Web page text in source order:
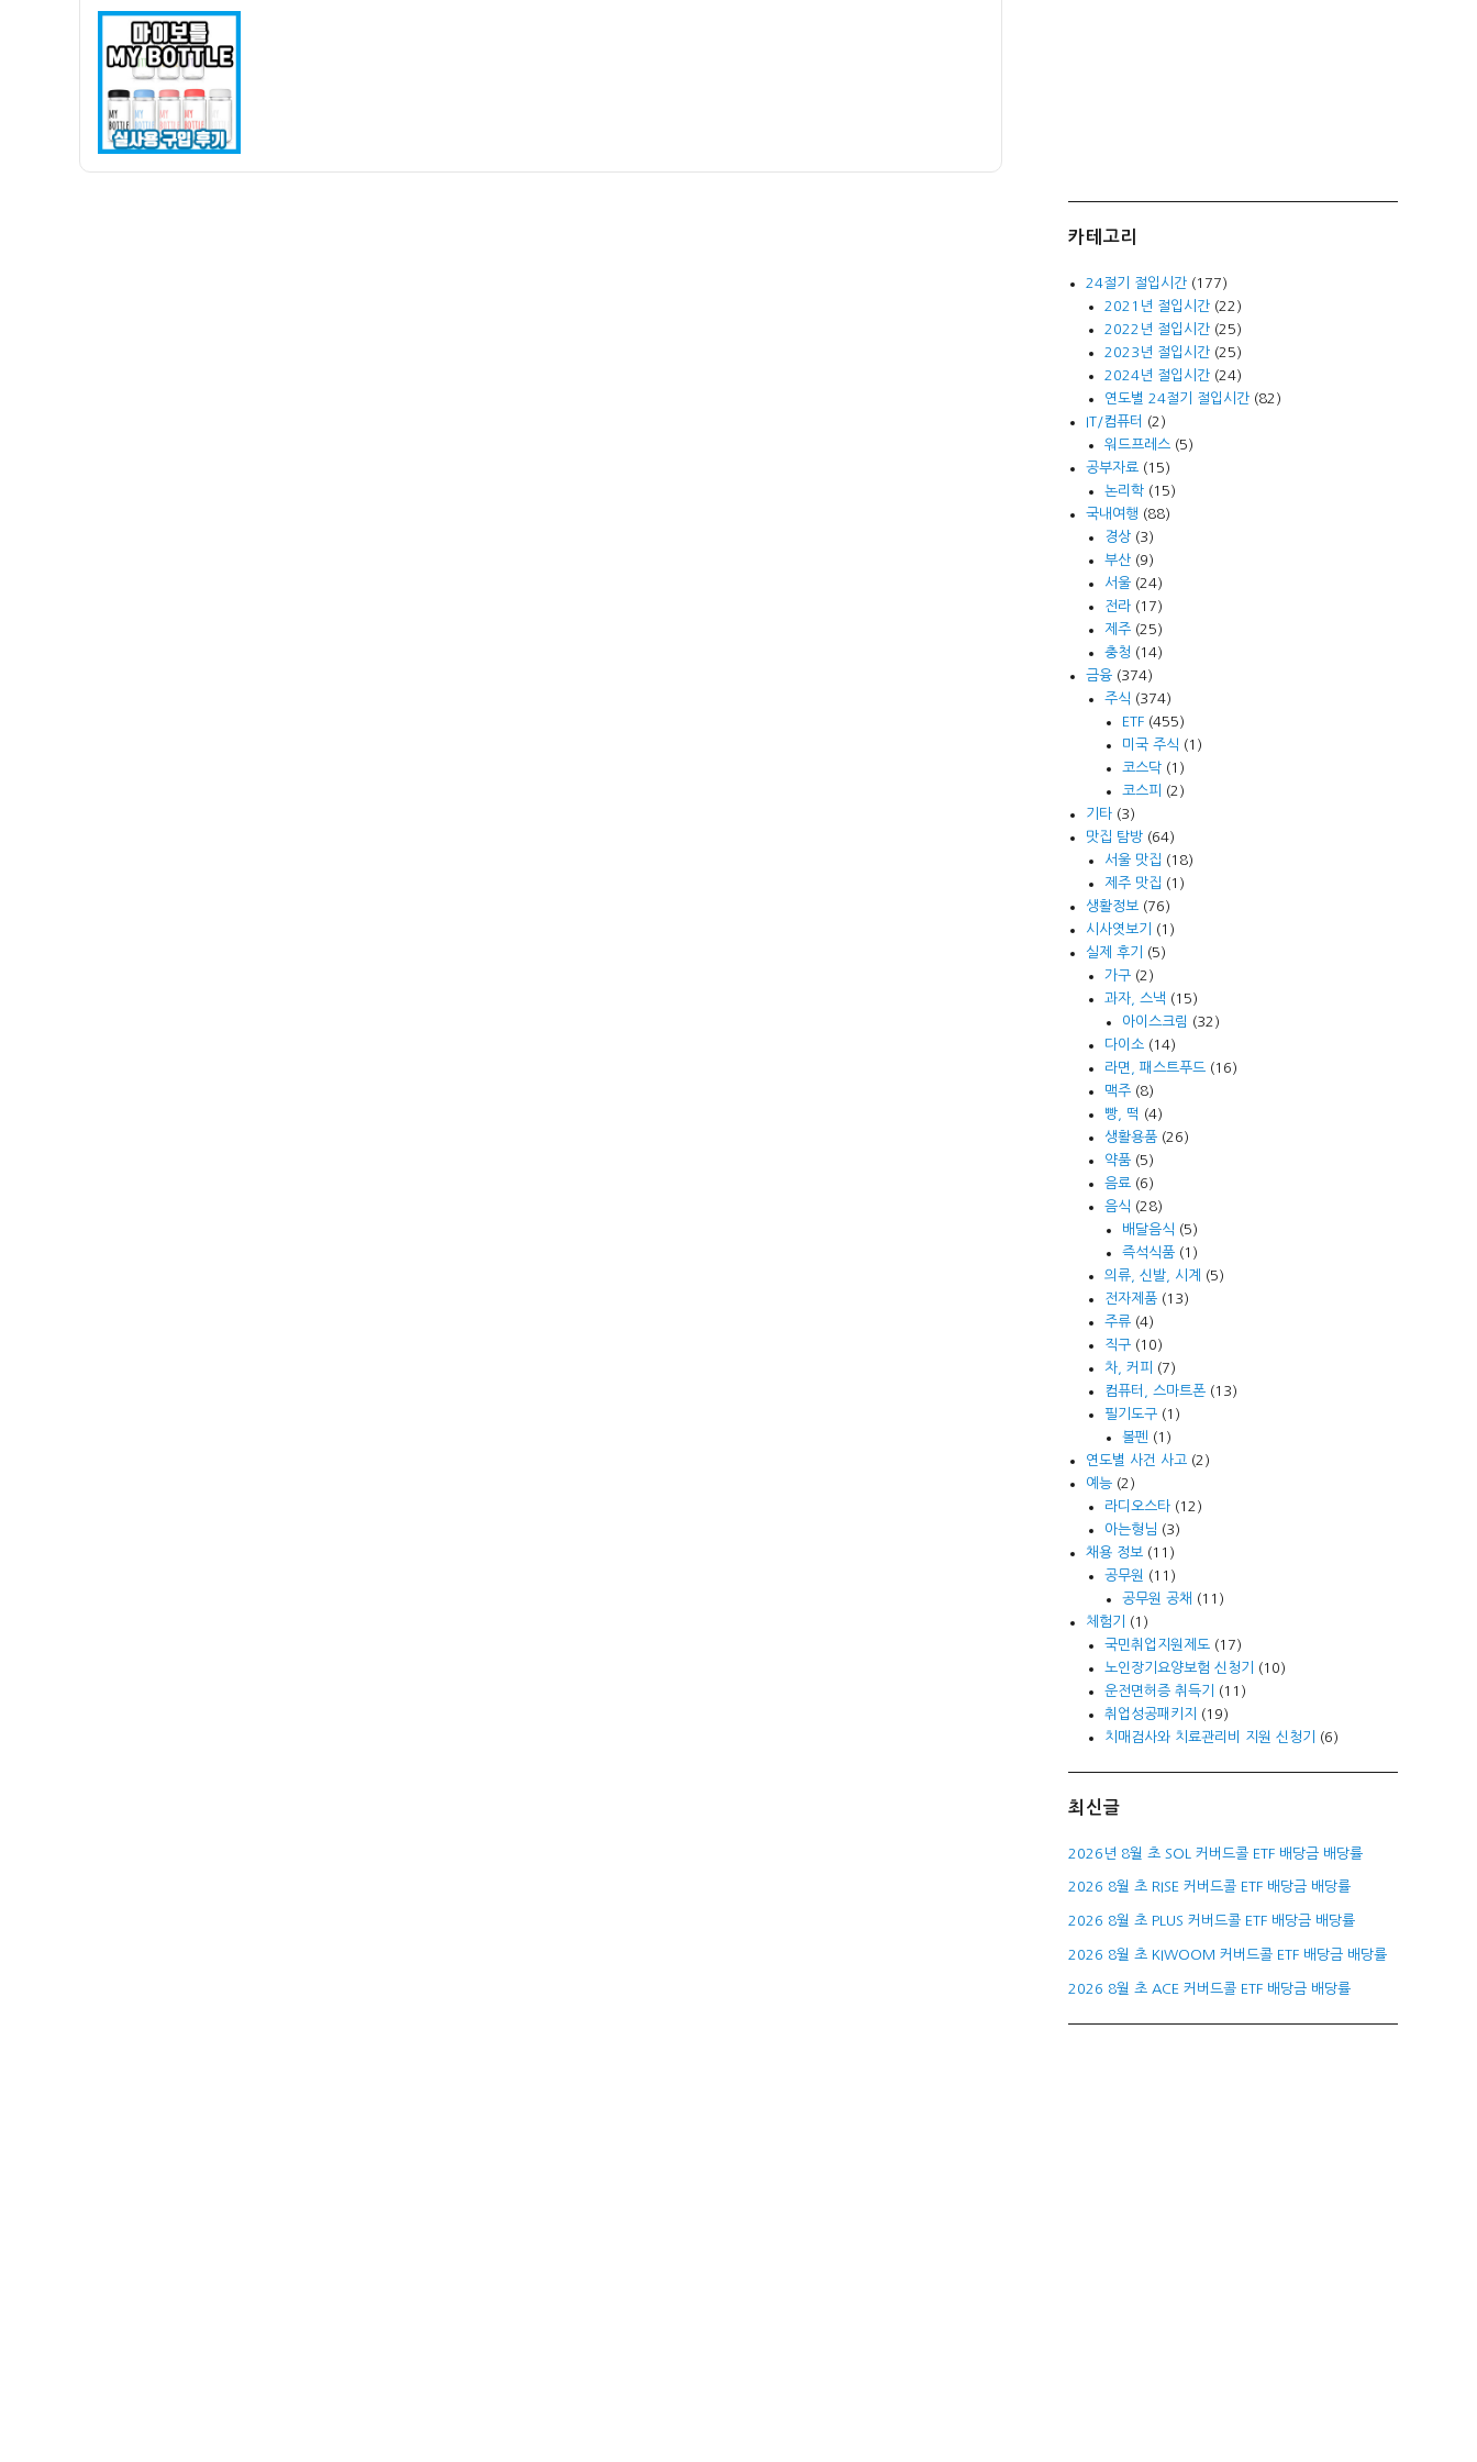
카테고리
24절기 절입시간 (177)
2021년 절입시간(22)
2022년 절입시간(25)
2023년 절입시간(25)
2024년 절입시간(24)
연도별 24절기 절입시간(82)
IT/컴퓨터
(2)
워드프레스(5)
공부자료 (15)
논리학(15)
국내여행 (88)
경상(3)
부산(9)
서울(24)
전라(17)
제주(25)
충청 (14)
금융 (374)
주식 (374)
ETF(455)
미국 주식 (1)
코스닥(1)
코스피
(2)
기타 (3)
맛집 탐방 (64)
서울 맛집 (18)
제주 맛집 (1)
생활정보 (76)
시사엿보기
(1)
실제 후기
(5)
가구(2)
과자, 스낵 (15)
아이스크림 (32)
다이소(14)
라면, 패스트푸드(16)
맥주(8)
빵, 떡 (4)
생활용품(26)
약품(5)
음료(6)
음식 (28)
배달음식 (5)
즉석식품(1)
의류, 신발, 시계
(5)
전자제품(13)
주류(4)
직구(10)
차, 커피
(7)
컴퓨터, 스마트폰(13)
필기도구(1)
볼펜 (1)
연도별 사건 사고 (2)
예능 (2)
라디오스타(12)
아는형님 (3)
채용 정보 (11)
공무원
(11)
공무원 공채 (11)
체험기
(1)
국민취업지원제도(17)
노인장기요양보험 신청기
(10)
운전면허증 취득기
(11)
취업성공패키지
(19)
치매검사와 치료관리비 지원 신청기
(6)
최신글
2026년 8월 초 SOL 커버드콜 ETF 배당금 배당률
2026 8월 초 RISE 커버드콜 ETF 배당금 배당률
2026 8월 초 PLUS 커버드콜 ETF 배당금 배당률
2026 8월 초 KIWOOM 커버드콜 ETF 배당금 배당률
2026 8월 초 ACE 커버드콜 ETF 배당금 배당률